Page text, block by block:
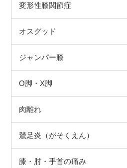
変形性膝関節症
オスグッド
ジャンパー膝
O脚・X脚
肉離れ
鵞足炎（がそくえん）
膝・肘・手首の痛み